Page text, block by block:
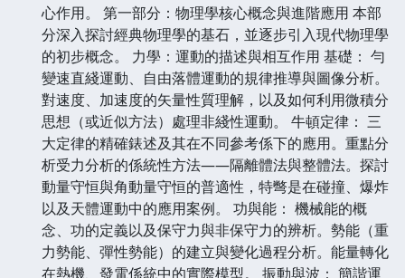
心作用。 第一部分：物理學核心概念與進階應用 本部
分深入探討經典物理學的基石，並逐步引入現代物理學
的初步概念。 力學：運動的描述與相互作用 基礎： 勻
變速直綫運動、自由落體運動的規律推導與圖像分析。
對速度、加速度的矢量性質理解，以及如何利用微積分
思想（或近似方法）處理非綫性運動。 牛頓定律： 三
大定律的精確錶述及其在不同參考係下的應用。重點分
析受力分析的係統性方法——隔離體法與整體法。探討
動量守恒與角動量守恒的普適性，特彆是在碰撞、爆炸
以及天體運動中的應用案例。 功與能： 機械能的概
念、功的定義以及保守力與非保守力的辨析。勢能（重
力勢能、彈性勢能）的建立與變化過程分析。能量轉化
在熱機、發電係統中的實際模型。 振動與波： 簡諧運